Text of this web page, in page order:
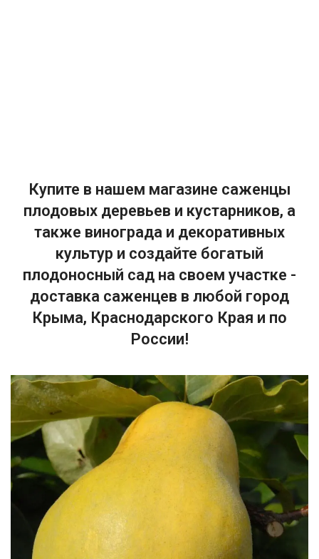
Купите в нашем магазине саженцы
плодовых деревьев и кустарников, а
также винограда и декоративных
культур и создайте богатый
плодоносный сад на своем участке -
доставка саженцев в любой город
Крыма, Краснодарского Края и по
России!